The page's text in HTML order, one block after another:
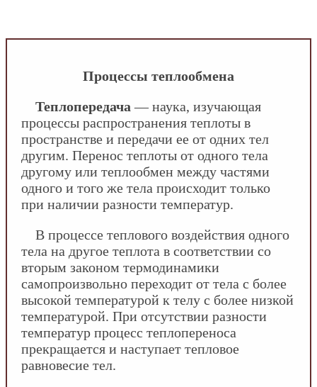
Процессы теплообмена
Теплопередача — наука, изучающая
процессы распространения теплоты в
пространстве и передачи ее от одних тел
другим. Перенос теплоты от одного тела
другому или теплообмен между частями
одного и того же тела происходит только
при наличии разности температур.
В процессе теплового воздействия одного
тела на другое теплота в соответствии со
вторым законом термодинамики
самопроизвольно переходит от тела с более
высокой температурой к телу с более низкой
температурой. При отсутствии разности
температур процесс теплопереноса
прекращается и наступает тепловое
равновесие тел.